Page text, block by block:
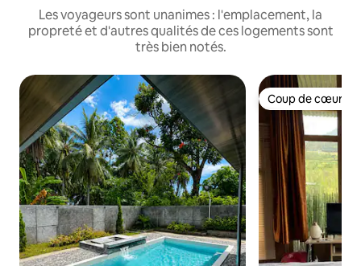
Les voyageurs sont unanimes : l'emplacement, la
propreté et d'autres qualités de ces logements sont
très bien notés.
Coup de cœur
Coup de cœur